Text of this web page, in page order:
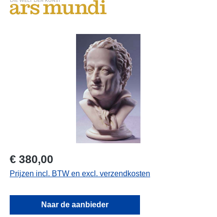
Afbeeldingengalerij overslaan
€ 380,00
Prijzen incl. BTW en excl. verzendkosten
Naar de aanbieder